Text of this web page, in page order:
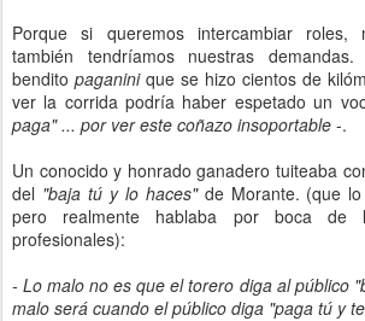
Porque si queremos intercambiar roles,
también tendríamos nuestras
bendito paganinique se hizo cientos de
ver la corrida podría haber espetado un
paga" ... por ver este coñazo insoportable -.
Un conocido y honrado ganadero tuiteaba
del "baja tú y lo haces" de Morante. (que
pero realmente hablaba por boca
profesionales):
- Lo malo no es que el torero diga al público
malo será cuando el público diga "paga tú y